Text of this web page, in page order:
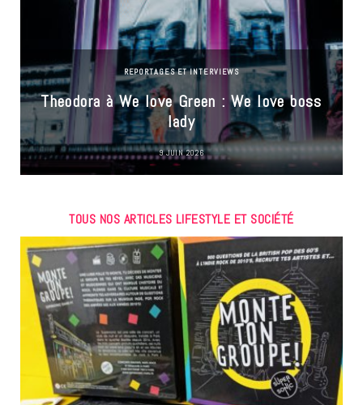
REPORTAGES ET INTERVIEWS
Theodora à We love Green : We love boss
lady
9 JUIN 2026
TOUS NOS ARTICLES LIFESTYLE ET SOCIÉTÉ